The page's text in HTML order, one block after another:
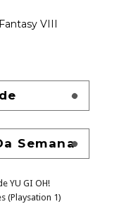
VIII
Semana
YU GI OH!
(Playsation 1)